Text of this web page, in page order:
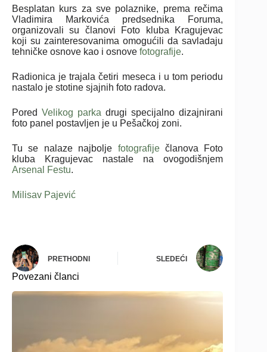
Besplatan kurs za sve polaznike, prema rečima
Vladimira Markovića predsednika Foruma,
organizovali su članovi Foto kluba Kragujevac
koji su zainteresovanima omogućili da savladaju
tehničke osnove kao i osnove fotografije.
Radionica je trajala četiri meseca i u tom periodu
nastalo je stotine sjajnih foto radova.
PoredVelikog parka drugi specijalno dizajnirani
foto panel postavljen je u Pešačkoj zoni.
Tu se nalaze najbolje fotografiječlanova Foto
kluba Kragujevac nastale na ovogodišnjem
Arsenal Festu.
Milisav Pajević
PRETHODNI SLEDEĆI
Povezani članci